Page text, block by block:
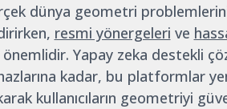
dünya geometri
resmi yönergeleri ve
Yapay zeka destekli
kadar, bu platformlar
kullanıcıların geometriyi